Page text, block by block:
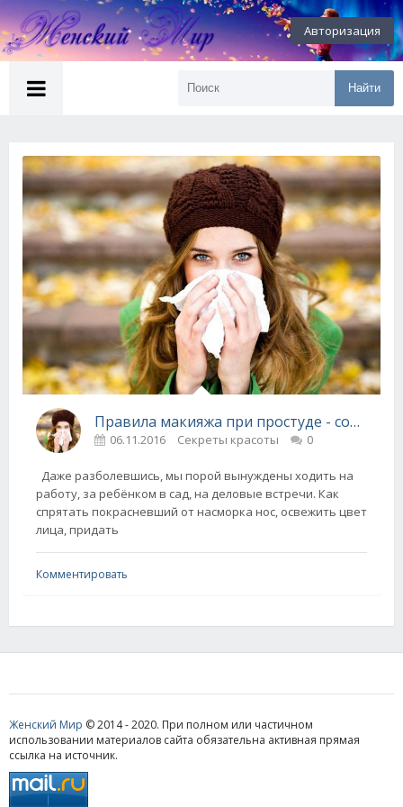
Авторизация
Найти
Правила макияжа при простуде - советы визажиста
06.11.2016 Секреты красоты 0
Даже разболевшись, мы порой вынуждены ходить на
работу, за ребёнком в сад, на деловые встречи. Как
спрятать покрасневший от насморка нос, освежить цвет
лица, придать
Комментировать
Женский Мир © 2014 - 2020. При полном или частичном
использовании материалов сайта обязательна активная прямая
ссылка на источник.